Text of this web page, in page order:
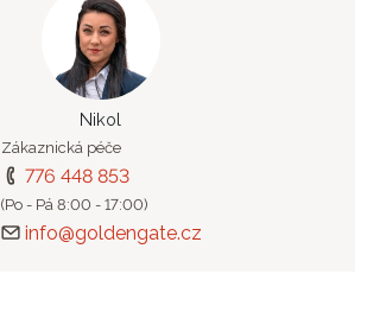
Nikol
Zákaznická péče
776 448 853
(Po - Pá 8:00 - 17:00)
info@goldengate.cz